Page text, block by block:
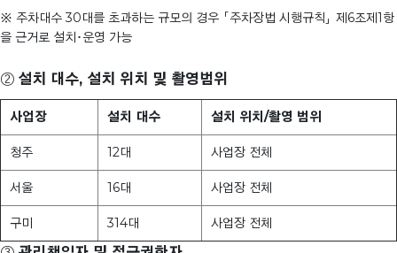
※ 주차대수 30대를 초과하는 규모의 경우 「주차장법 시행규칙」 제6조제1항
을 근거로 설치･운영 가능
② 설치 대수, 설치 위치 및 촬영범위
사업장 설치 대수 설치 위치/촬영 범위
청주 12대 사업장 전체
서울 16대 사업장 전체
구미 314대 사업장 전체